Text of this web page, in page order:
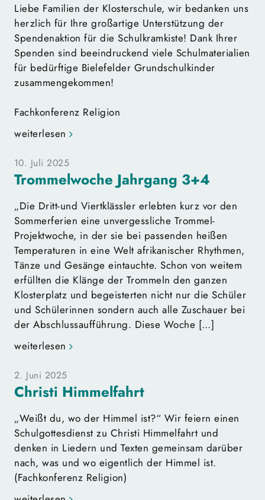
Liebe Familien der Klosterschule, wir bedanken uns
herzlich für Ihre großartige Unterstützung der
Spendenaktion für die Schulkramkiste! Dank Ihrer
Spenden sind beeindruckend viele Schulmaterialien
für bedürftige Bielefelder Grundschulkinder
zusammengekommen!
Fachkonferenz Religion
weiterlesen
10. Juli 2025
Trommelwoche Jahrgang 3+4
„Die Dritt-und Viertklässler erlebten kurz vor den
Sommerferien eine unvergessliche Trommel-
Projektwoche, in der sie bei passenden heißen
Temperaturen in eine Welt afrikanischer Rhythmen,
Tänze und Gesänge eintauchte. Schon von weitem
erfüllten die Klänge der Trommeln den ganzen
Klosterplatz und begeisterten nicht nur die Schüler
und Schülerinnen sondern auch alle Zuschauer bei
der Abschlussaufführung. Diese Woche […]
weiterlesen
2. Juni 2025
Christi Himmelfahrt
„Weißt du, wo der Himmel ist?“ Wir feiern einen
Schulgottesdienst zu Christi Himmelfahrt und
denken in Liedern und Texten gemeinsam darüber
nach, was und wo eigentlich der Himmel ist.
(Fachkonferenz Religion)